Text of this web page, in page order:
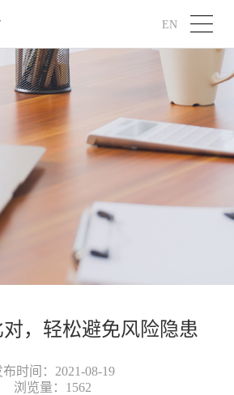
EN
，轻松避免风险隐患
布时间：2021-08-19
浏览量：1562